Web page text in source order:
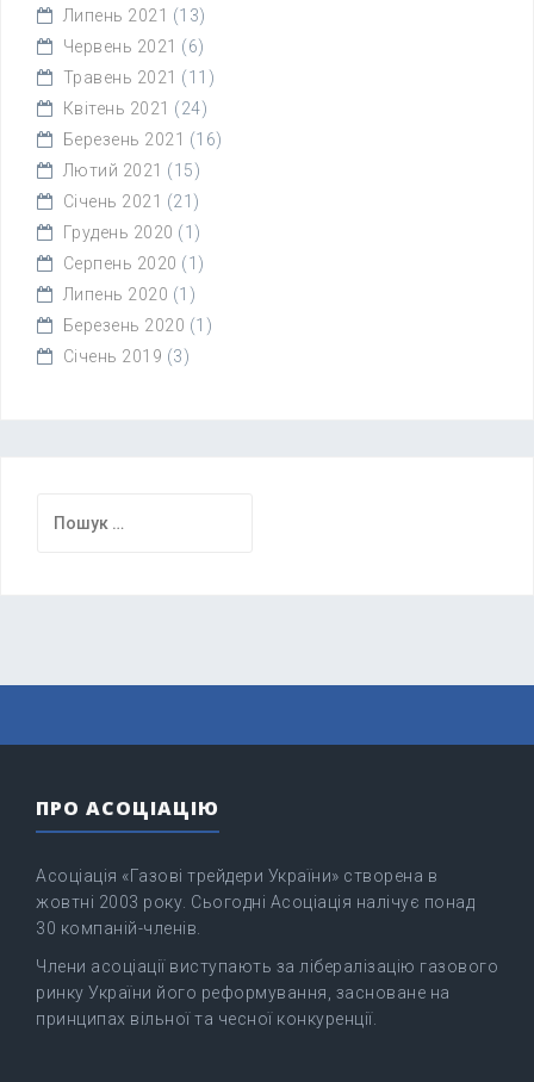
Липень 2021 (13)
Червень 2021 (6)
Травень 2021 (11)
Квітень 2021 (24)
Березень 2021 (16)
Лютий 2021 (15)
Січень 2021 (21)
Грудень 2020 (1)
Серпень 2020 (1)
Липень 2020 (1)
Березень 2020 (1)
Січень 2019 (3)
ПРО АСОЦІАЦІЮ
Асоціація «Газові трейдери України» створена в
жовтні 2003 року. Сьогодні Асоціація налічує понад
30 компаній-членів.
Члени асоціації виступають за лібералізацію газового
ринку України його реформування, засноване на
принципах вільної та чесної конкуренції.